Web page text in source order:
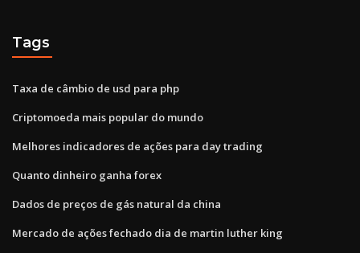
Tags
Taxa de câmbio de usd para php
Criptomoeda mais popular do mundo
Melhores indicadores de ações para day trading
Quanto dinheiro ganha forex
Dados de preços de gás natural da china
Mercado de ações fechado dia de martin luther king